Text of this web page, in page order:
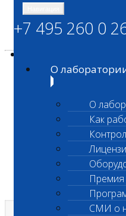
Независимая
+7 495 260 0
О
О
Как
Премия
СМИ о